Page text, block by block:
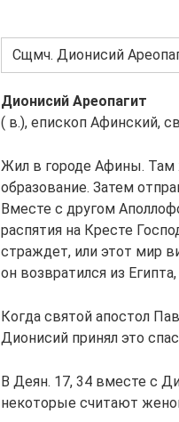
Сщмч. Дионисий
Дионисий Ареопагит
( в.), епископ Афинский,
Жил в городе Афины. Там
образование. Затем
Вместе с другом
распятия на Кресте
страждет, или этот мир
он возвратился из
Когда святой апостол
Дионисий принял это
В Деян. 17, 34 вместе с
некоторые считают